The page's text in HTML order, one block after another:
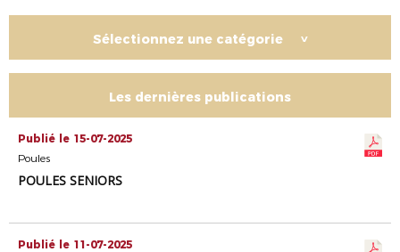
Sélectionnez une catégorie >
Les dernières publications
Publié le 15-07-2025
Poules
POULES SENIORS
Publié le 11-07-2025